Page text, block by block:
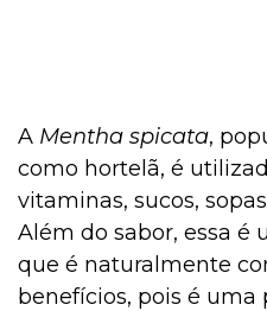
A Mentha spicata,
como hortelã, é
vitaminas, sucos,
Além do sabor, essa é
que é naturalmente
benefícios, pois é